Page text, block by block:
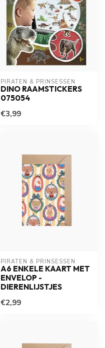
PIRATEN & PRINSESSEN
DINO RAAMSTICKERS
075054
€3,99
PIRATEN & PRINSESSEN
A6 ENKELE KAART MET
ENVELOP -
DIERENLIJSTJES
€2,99